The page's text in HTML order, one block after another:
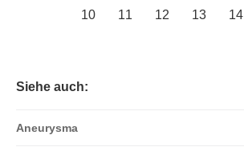
10
11 12 13 14
Siehe auch:
Aneurysma